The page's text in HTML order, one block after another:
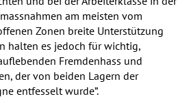
am meisten vom
Zonen breite Unterstützung
halten es jedoch für wichtig,
Fremdenhass und
der von beiden Lagern der
entfesselt wurde”.